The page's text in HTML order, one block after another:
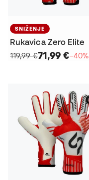
SNIŽENJE
Rukavica Zero Elite
119,99 €71,99 €−40%